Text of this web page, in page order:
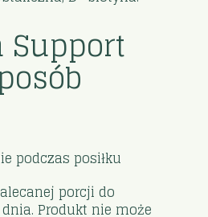
Support
podczas posiłku
porcji do
Produkt nie może